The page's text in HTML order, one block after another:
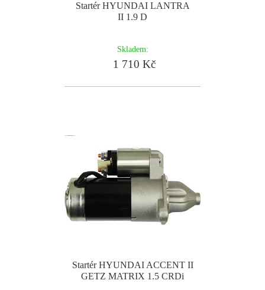
Startér HYUNDAI LANTRA
II 1.9 D
Skladem:
1 710 Kč
Startér HYUNDAI ACCENT II
GETZ MATRIX 1.5 CRDi